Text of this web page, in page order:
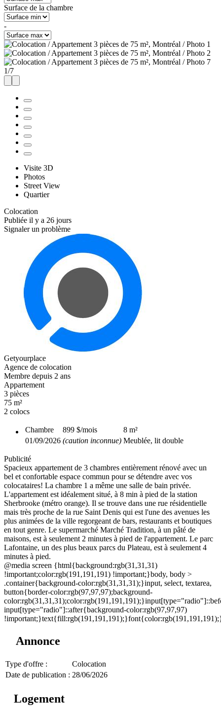
Surface de la chambre
-
1/7
Visite 3D
Photos
Street View
Quartier
Colocation
Publiée il y a 26 jours
Signaler un problème
Getyourplace
Agence de colocation
Membre depuis 2 ans
Appartement
3 pièces
75 m²
2 colocs
Chambre 899 $/mois 8 m²
01/09/2026 (caution inconnue) Meublée, lit double
Publicité
Spacieux appartement de 3 chambres entièrement rénové avec un
bel et confortable espace commun pour se détendre avec vos
colocataires! La chambre 1 a même une salle de bain privée.
L'appartement est idéalement situé, à 8 min à pied de la station
Sherbrooke (métro orange). Il se trouve dans une rue résidentielle
mais très proche de la rue Saint Denis qui est l'une des avenues les
plus animées de la ville regorgeant de bars, restaurants et boutiques
en tout genre. Le supermarché Marché Tradition, à un pâté de
maisons, est à seulement 2 minutes à pied de l'appartement. Le parc
Lafontaine, un des plus beaux parcs du Plateau, est à seulement 4
minutes à pied.
@media screen {html{background:rgb(31,31,31)
!important;color:rgb(191,191,191) !important;}body, body >
.container{background-color:rgb(31,31,31);}input, select, textarea,
button{border-color:rgb(97,97,97);background-
input[type="radio"]::after{background-color:rgb(97,97,97)
Annonce
Type d'offre :
Colocation
Date de publication : 28/06/2026
Logement